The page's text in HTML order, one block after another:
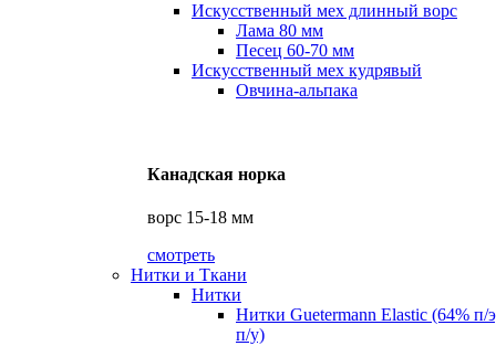
Искусственный мех длинный ворс
Лама 80 мм
Песец 60-70 мм
Искусственный мех кудрявый
Овчина-альпака
Канадская норка
ворс 15-18 мм
смотреть
Нитки и Ткани
Нитки
Нитки Guetermann Elastic (64% п/
п/у)